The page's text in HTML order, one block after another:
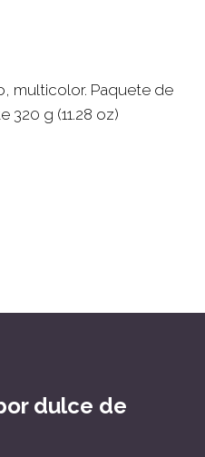
multicolor. Paquete de
320 g (11.28 oz)
dulce de